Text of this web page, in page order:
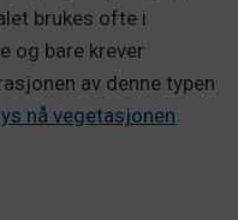
brukes ofte i
og bare krever
av denne typen
nå vegetasjonen